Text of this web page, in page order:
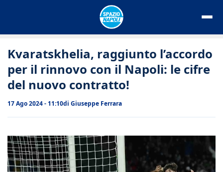
Kvaratskhelia, raggiunto l’accordo
per il rinnovo con il Napoli: le cifre
del nuovo contratto!
17 Ago 2024 - 11:10di Giuseppe Ferrara